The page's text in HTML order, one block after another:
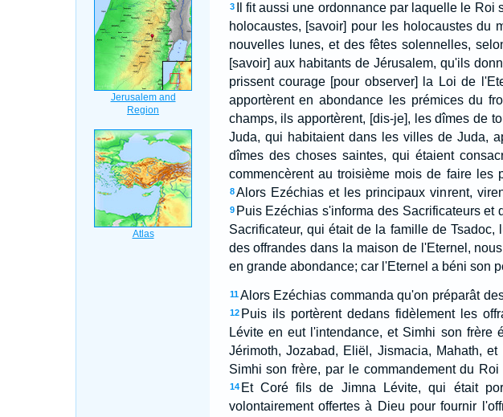
3
Il fit aussi une ordonnance par laquelle le
holocaustes, [savoir] pour les holocaustes du
nouvelles lunes, et des fêtes solennelles,
[savoir] aux habitants de Jérusalem, qu'ils
prissent courage [pour observer] la Loi de
apportèrent en abondance les prémices du
champs, ils apportèrent, [dis-je], les dîmes de
Juda, qui habitaient dans les villes de Juda,
dîmes des choses saintes, qui étaient
commencèrent au troisième mois de faire les
8 Alors Ezéchias et les principaux vinrent,
9 Puis Ezéchias s'informa des Sacrificateurs et
Sacrificateur, qui était de la famille de
des offrandes dans la maison de l'Eternel,
en grande abondance; car l'Eternel a béni son
11 Alors Ezéchias commanda qu'on préparât
12 Puis ils portèrent dedans fidèlement les
Lévite en eut l'intendance, et Simhi son frère
Jérimoth, Jozabad, Eliël, Jismacia, Mahath,
Simhi son frère, par le commandement du
14 Et Coré fils de Jimna Lévite, qui était
volontairement offertes à Dieu pour fournir